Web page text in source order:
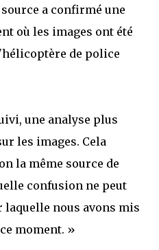
a confirmé une
où les images ont été
de police
une analyse plus
les images. Cela
la même source de
confusion ne peut
laquelle nous avons mis
moment. »